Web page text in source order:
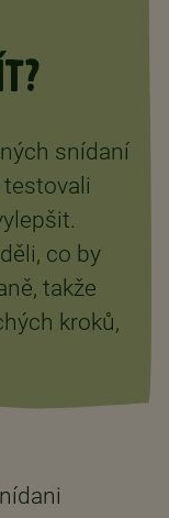
snídaní
testovali
co by
takže
kroků,